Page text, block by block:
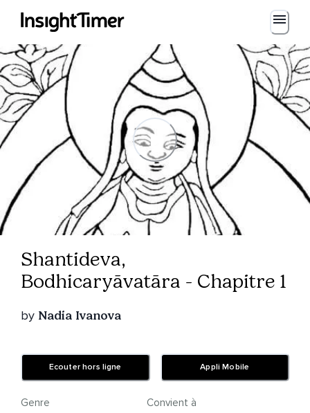
Shantideva,
Bodhicaryāvatāra - Chapitre 1
by Nadia Ivanova
Ecouter hors ligne Appli Mobile
Genre
Convient à